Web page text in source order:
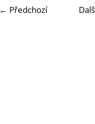
← Předchozí